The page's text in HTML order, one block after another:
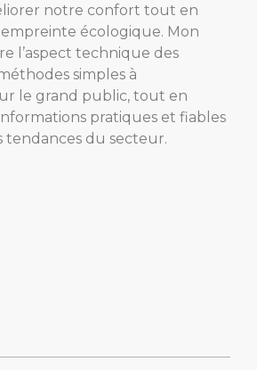
notre confort tout en
écologique. Mon
l’aspect technique des
simples à
le grand public, tout en
pratiques et fiables
tendances du secteur.